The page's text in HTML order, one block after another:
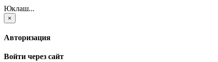
Юклаш...
×
Авторизация
Войти через сайт